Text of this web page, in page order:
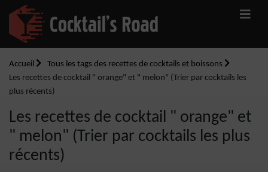
Accueil
Tous les tags des recettes de cocktails et boissons
Les recettes de cocktail " orange" et " melon" (Trier par cocktails les
plus récents)
Les recettes de cocktail " orange" et
" melon" (Trier par cocktails les plus
récents)